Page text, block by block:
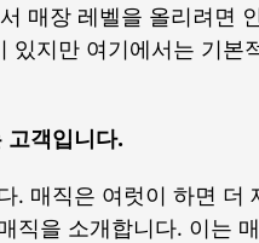
매장 레벨을 올리려면
있지만 여기에서는 기본
객입니다.
. 매직은 여럿이 하면 더
직을 소개합니다. 이는